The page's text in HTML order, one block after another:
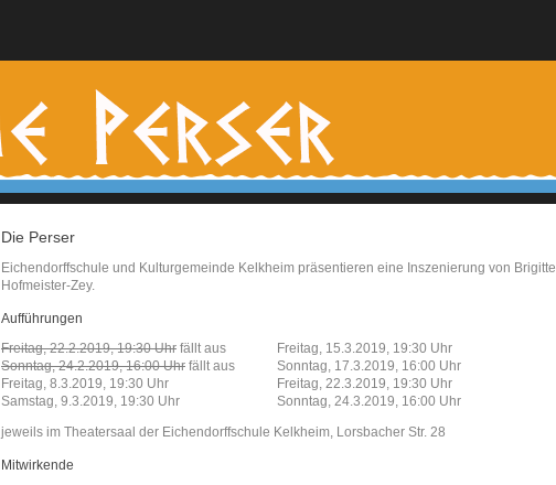
Die Perser
Eichendorffschule und Kulturgemeinde Kelkheim präsentieren eine Inszenierung von Brigitte
Hofmeister-Zey.
Aufführungen
Freitag, 22.2.2019, 19:30 Uhr fällt aus
Sonntag, 24.2.2019, 16:00 Uhr fällt aus
Freitag, 8.3.2019, 19:30 Uhr
Samstag, 9.3.2019, 19:30 Uhr
Freitag, 15.3.2019, 19:30 Uhr
Sonntag, 17.3.2019, 16:00 Uhr
Freitag, 22.3.2019, 19:30 Uhr
Sonntag, 24.3.2019, 16:00 Uhr
jeweils im Theatersaal der Eichendorffschule Kelkheim, Lorsbacher Str. 28
Mitwirkende